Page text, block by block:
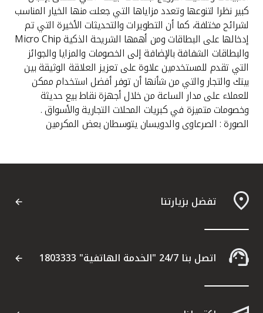
كبير نظرا لتنوعها وتعدد مزاياها التي جعلت منها الخيار المناسب
لشرائح مختلفة، كما أن التطويرات والتحديثات الأخيرة التي تم
إدخالها على البطاقات ومن أهمها الشريحة الذكية Micro Chip
والبطاقات الشفافة بالإضافة إلى الخصومات والمزايا والجوائز
التي تقدم للمستخدمين علاوة على تعزيز العلاقة الوثيقة بين
بيتك والتجار والتي من شأنها أن توفر أفضل استخدام ممكن
للعملاء على مدار الساعة من خلال أجهزة نقاط بيع حديثة
وخصومات متميزة في كبريات المحلات التجارية والأسواق .
الصورة : الصرعاوى والدويسان يتوسطان بعض المكرمين
تفضل بزيارتنا
اتصل بنا 24/7 "الخدمة الهاتفية" 1803333